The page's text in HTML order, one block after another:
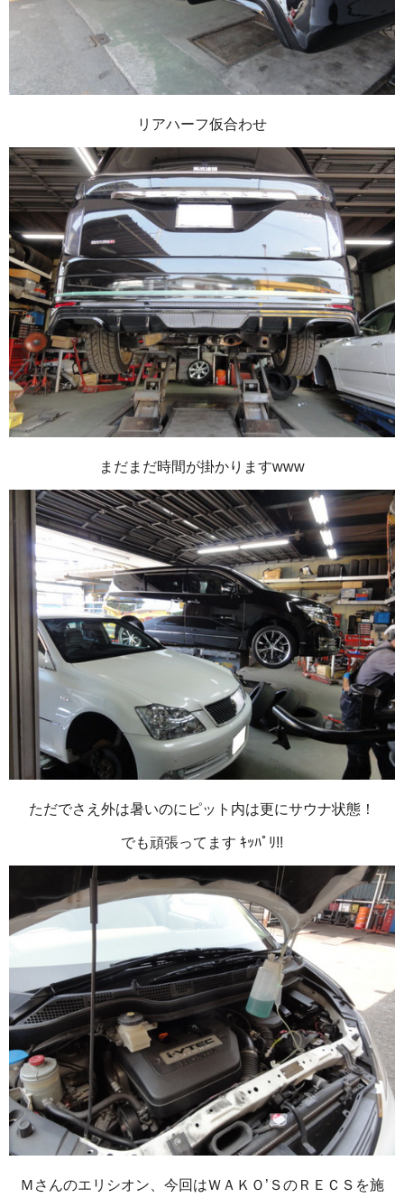
リアハーフ仮合わせ
まだまだ時間が掛かりますwww
ただでさえ外は暑いのにピット内は更にサウナ状態！
でも頑張ってます ｷｯﾊﾟﾘ!!
Ｍさんのエリシオン、今回はＷＡＫＯ’ＳのＲＥＣＳを施